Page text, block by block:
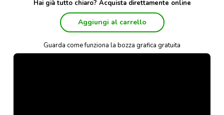
Hai già tutto chiaro? Acquista direttamente online
Aggiungi al carrello
Guarda come funziona la bozza grafica gratuita